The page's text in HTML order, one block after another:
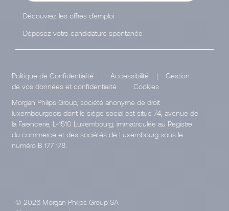
Découvrez les offres d'emploi
Déposez votre candidature spontanée
Politique de Confidentialité | Accessibilité |
Gestion
de vos données et confidentialité
|
Cookies
Morgan Philips Group, société anonyme de droit
luxembourgeois dont le siège social est situé 74, avenue de
la Faïencerie, L-1510 Luxembourg, immatriculée au Registre
du commerce et des sociétés de Luxembourg sous le
numéro B 177 178.
© 2026 Morgan Philips Group SA